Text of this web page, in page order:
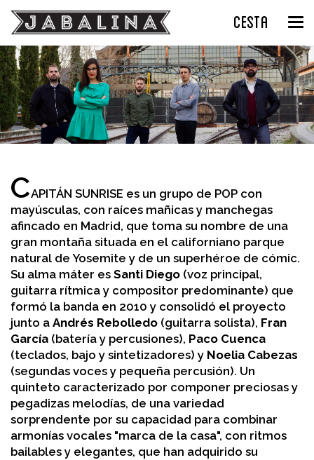
CESTA
CAPITÁN SUNRISE es un grupo de POP con
mayúsculas, con raíces mañicas y manchegas
afincado en Madrid, que toma su nombre de una
gran montaña situada en el californiano parque
natural de Yosemite y de un superhéroe de cómic.
Su alma máter es Santi Diego (voz principal,
guitarra rítmica y compositor predominante) que
formó la banda en 2010 y consolidó el proyecto
junto a Andrés Rebolledo (guitarra solista), Fran
García (batería y percusiones), Paco Cuenca
(teclados, bajo y sintetizadores) y Noelia Cabezas
(segundas voces y pequeña percusión). Un
quinteto caracterizado por componer preciosas y
pegadizas melodías, de una variedad
sorprendente por su capacidad para combinar
armonías vocales "marca de la casa", con ritmos
bailables y elegantes, que han adquirido su